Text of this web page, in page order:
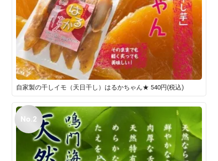
自家製の干しイモ（天日干し）はるかちゃん★ 540円(税込)
No.2